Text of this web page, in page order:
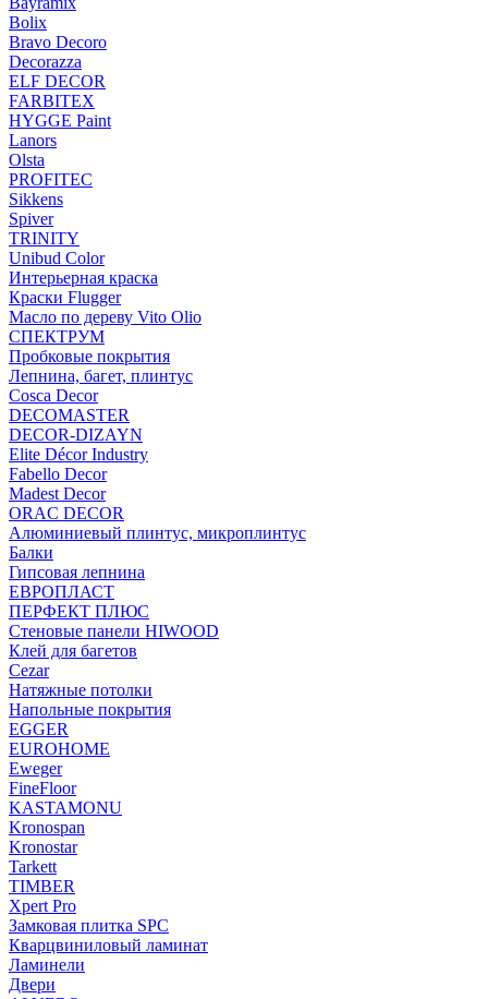
Bolix
Bravo Decoro
Decorazza
ELF DECOR
FARBITEX
HYGGE Paint
Lanors
Olsta
PROFITEC
Sikkens
Spiver
TRINITY
Unibud Color
Интерьерная краска
Краски Flugger
Масло по дереву Vito Olio
СПЕКТРУМ
Пробковые покрытия
Лепнина, багет, плинтус
Cosca Decor
DECOMASTER
DECOR-DIZAYN
Elite Décor Industry
Fabello Decor
Madest Decor
ORAC DECOR
Алюминиевый плинтус, микроплинтус
Балки
Гипсовая лепнина
ЕВРОПЛАСТ
ПЕРФЕКТ ПЛЮС
Стеновые панели HIWOOD
Клей для багетов
Cezar
Натяжные потолки
Напольные покрытия
EGGER
EUROHOME
Eweger
FineFloor
KASTAMONU
Kronospan
Kronostar
Tarkett
TIMBER
Xpert Pro
Замковая плитка SPC
Кварцвиниловый ламинат
Ламинели
Двери